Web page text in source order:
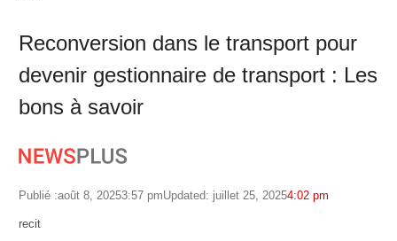
Reconversion dans le transport pour
devenir gestionnaire de transport : Les
bons à savoir
Publié :août 8, 20253:57 pmUpdated: juillet 25, 20254:02 pm
Author
recit